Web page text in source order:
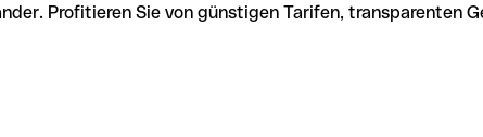
Profitieren Sie von günstigen Tarifen, transparenten